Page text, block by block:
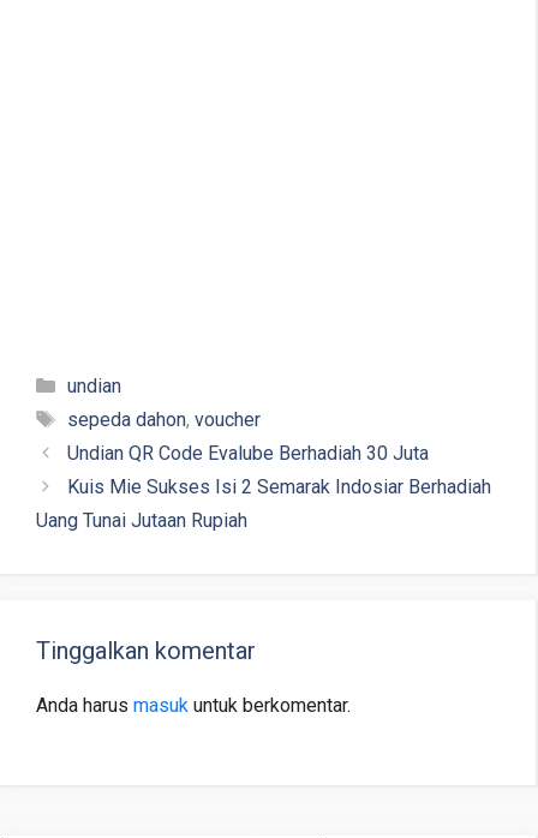
Kategori
undian
Tag
sepeda dahon, voucher
Undian QR Code Evalube Berhadiah 30 Juta
Kuis Mie Sukses Isi 2 Semarak Indosiar Berhadiah
Uang Tunai Jutaan Rupiah
Tinggalkan komentar
Anda harus masuk untuk berkomentar.